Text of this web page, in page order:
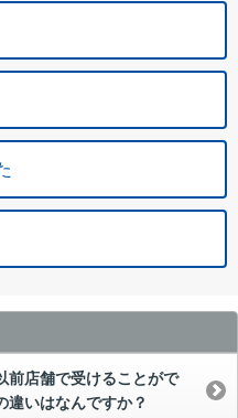
前店舗で受けることがで
違いはなんですか？